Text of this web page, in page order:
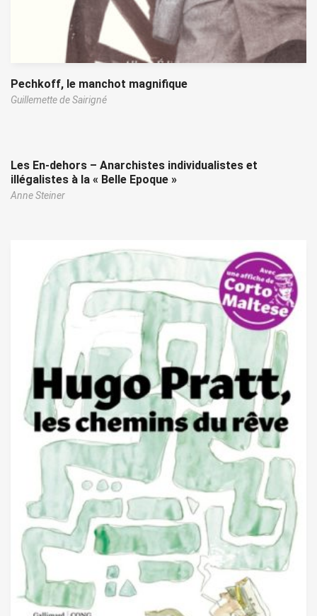
Pechkoff, le manchot magnifique
Guillemette de Sairigné
Les En-dehors – Anarchistes individualistes et
illégalistes à la « Belle Epoque »
Anne Steiner